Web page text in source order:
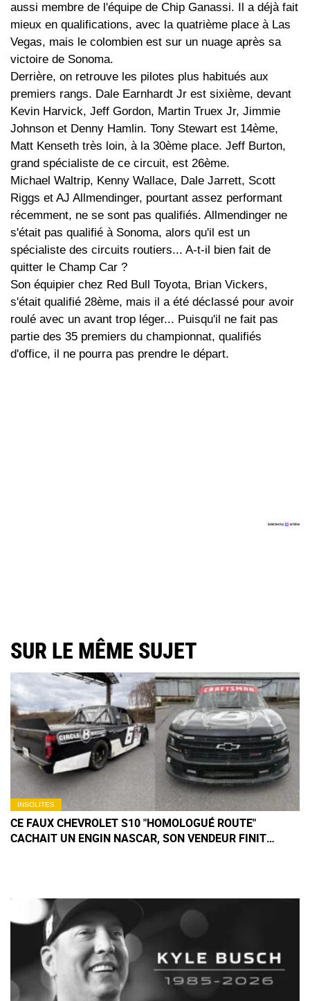
aussi membre de l'équipe de Chip Ganassi. Il a déjà fait
mieux en qualifications, avec la quatrième place à Las
Vegas, mais le colombien est sur un nuage après sa
victoire de Sonoma.
Derrière, on retrouve les pilotes plus habitués aux
premiers rangs. Dale Earnhardt Jr est sixième, devant
Kevin Harvick, Jeff Gordon, Martin Truex Jr, Jimmie
Johnson et Denny Hamlin. Tony Stewart est 14ème,
Matt Kenseth très loin, à la 30ème place. Jeff Burton,
grand spécialiste de ce circuit, est 26ème.
Michael Waltrip, Kenny Wallace, Dale Jarrett, Scott
Riggs et AJ Allmendinger, pourtant assez performant
récemment, ne se sont pas qualifiés. Allmendinger ne
s'était pas qualifié à Sonoma, alors qu'il est un
spécialiste des circuits routiers... A-t-il bien fait de
quitter le Champ Car ?
Son équipier chez Red Bull Toyota, Brian Vickers,
s'était qualifié 28ème, mais il a été déclassé pour avoir
roulé avec un avant trop léger... Puisqu'il ne fait pas
partie des 35 premiers du championnat, qualifiés
d'office, il ne pourra pas prendre le départ.
SUR LE MÊME SUJET
INSOLITES
CE FAUX CHEVROLET S10 "HOMOLOGUÉ ROUTE"
CACHAIT UN ENGIN NASCAR, SON VENDEUR FINIT